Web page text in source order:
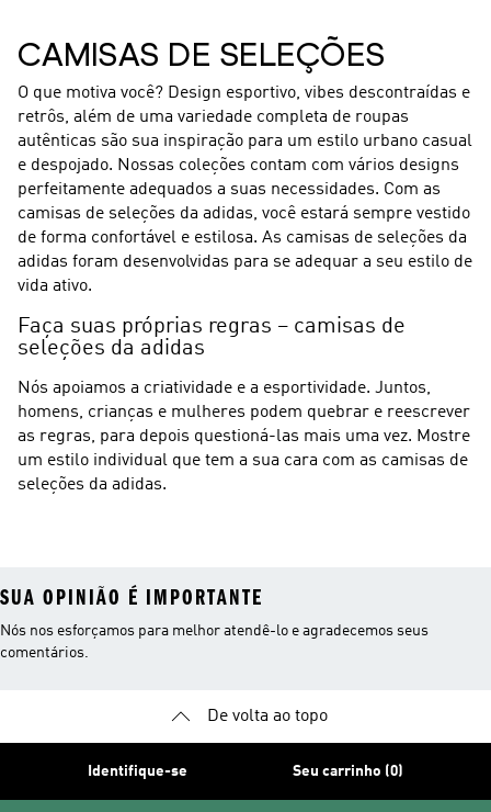
CAMISAS DE SELEÇÕES
O que motiva você? Design esportivo, vibes descontraídas e
retrôs, além de uma variedade completa de roupas
autênticas são sua inspiração para um estilo urbano casual
e despojado. Nossas coleções contam com vários designs
perfeitamente adequados a suas necessidades. Com as
camisas de seleções da adidas, você estará sempre vestido
de forma confortável e estilosa. As camisas de seleções da
adidas foram desenvolvidas para se adequar a seu estilo de
vida ativo.
Faça suas próprias regras – camisas de
seleções da adidas
Nós apoiamos a criatividade e a esportividade. Juntos,
homens, crianças e mulheres podem quebrar e reescrever
as regras, para depois questioná-las mais uma vez. Mostre
um estilo individual que tem a sua cara com as camisas de
seleções da adidas.
SUA OPINIÃO É IMPORTANTE
Nós nos esforçamos para melhor atendê-lo e agradecemos seus
comentários.
De volta ao topo
Identifique-se Seu carrinho (0)